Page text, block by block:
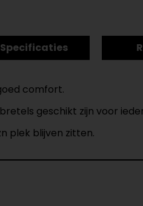
Specificaties
comfort.
geschikt zijn voor
plek blijven zitten.